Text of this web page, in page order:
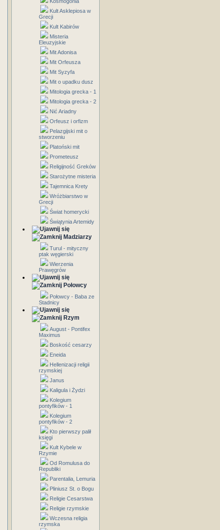
Kult Asklepiosa w
Grecji
Kult Kabirów
Misteria
Eleuzyjskie
Mit Adonisa
Mit Orfeusza
Mit Syzyfa
Mit o upadku dusz
Mitologia grecka - 1
Mitologia grecka - 2
Nić Ariadny
Orfeusz i orfizm
Pelazgijski mit o
stworzeniu
Platoński mit
Prometeusz
Religijność Greków
Starożytne misteria
Tajemnica Krety
Wróżbiarstwo w
Grecji
Świat homerycki
Świątynia Artemidy
Madziarzy
Turul - mityczny
ptak węgierski
Wierzenia
Prawęgrów
Połowcy
Połowcy - Baba ze
Stadnicy
Rzym
August - Pontifex
Maximus
Boskość cesarzy
Eneida
Hellenizacji religii
rzymskiej
Janus
Kaligula i Żydzi
Kolegium
pontyfików - 1
Kolegium
pontyfików - 2
Kto pierwszy palił
księgi
Kult Kybele w
Rzymie
Od Romulusa do
Republiki
Parentalia, Lemuria
Pliniusz St. o Bogu
Religie Cesarstwa
Religie rzymskie
Wczesna religia
rzymska